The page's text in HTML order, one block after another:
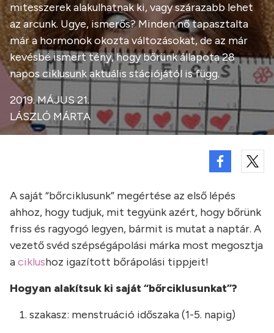
mitesszerek alakulhatnak ki, vagy szárazabb lehet
az arcunk. Ugye, ismerős? Minden nő tapasztalta
már a hormonok okozta változásokat, de az már
kevésbé ismert tény, hogy bőrünk állapota 28
napos ciklusunk aktuális stációjától is függ.
2019. MÁJUS 21.
LÁSZLÓ MÁRTA
A saját “bőrciklusunk” megértése az első lépés
ahhoz, hogy tudjuk, mit tegyünk azért, hogy bőrünk
friss és ragyogó legyen, bármit is mutat a naptár. A
vezető svéd szépségápolási márka most megosztja
aciklushoz igazított bőrápolási tippjeit!
Hogyan alakítsuk ki saját “bőrciklusunkat”?
szakasz: menstruáció időszaka (1-5. napig)